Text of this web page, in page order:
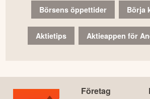
Börsens öppettider Börja
Aktietips Aktieappen för
Företag